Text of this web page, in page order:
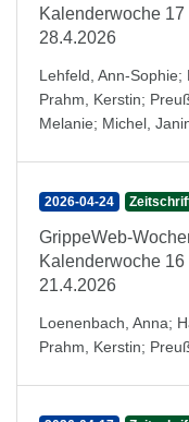
Kalenderwoche
28.4.2026
Lehfeld, Ann-Sophie;
Prahm, Kerstin;
Melanie; Michel,
2026-04-24
GrippeWeb-
Kalenderwoche
21.4.2026
Loenenbach, Anna;
Prahm, Kerstin;